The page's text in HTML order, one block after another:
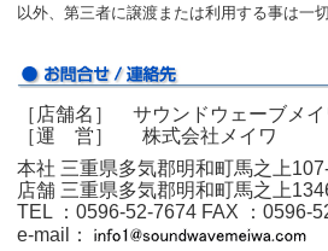
以外、第三者に譲渡または利用する事は一
［店舗名］ サウンドウェーブメイ
［運 営］ 株式会社メイワ
本社 三重県多気郡明和町馬之上
店舗 三重県多気郡明和町馬之上
TEL ：0596‐52‐7674 FAX ：
e-mail：